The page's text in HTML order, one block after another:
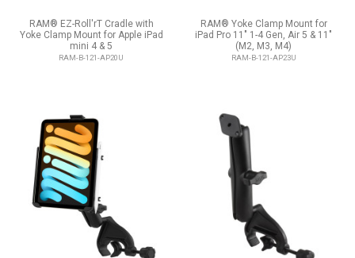
RAM® EZ-Roll'rT Cradle with
Yoke Clamp Mount for Apple iPad
mini 4 & 5
RAM-B-121-AP20U
RAM® Yoke Clamp Mount for
iPad Pro 11" 1-4 Gen, Air 5 & 11"
(M2, M3, M4)
RAM-B-121-AP23U